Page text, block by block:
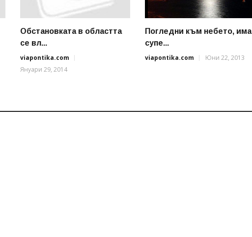
Обстановката в областта
се вл...
viapontika.com
Януари 29, 2014
Погледни към небето, има
супе...
viapontika.com
Юни 22, 2013